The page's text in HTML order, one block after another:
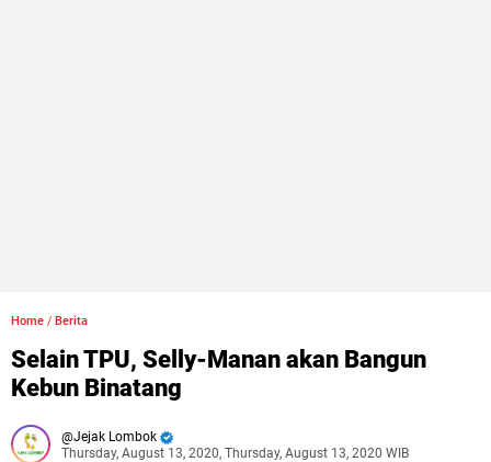
Home / Berita
Selain TPU, Selly-Manan akan Bangun
Kebun Binatang
Jejak Lombok
Thursday, August 13, 2020, Thursday, August 13, 2020 WIB